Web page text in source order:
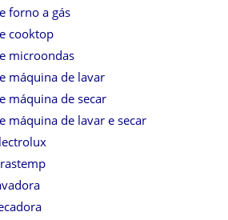
forno a gás
cooktop
microondas
máquina de lavar
máquina de secar
máquina de lavar e secar